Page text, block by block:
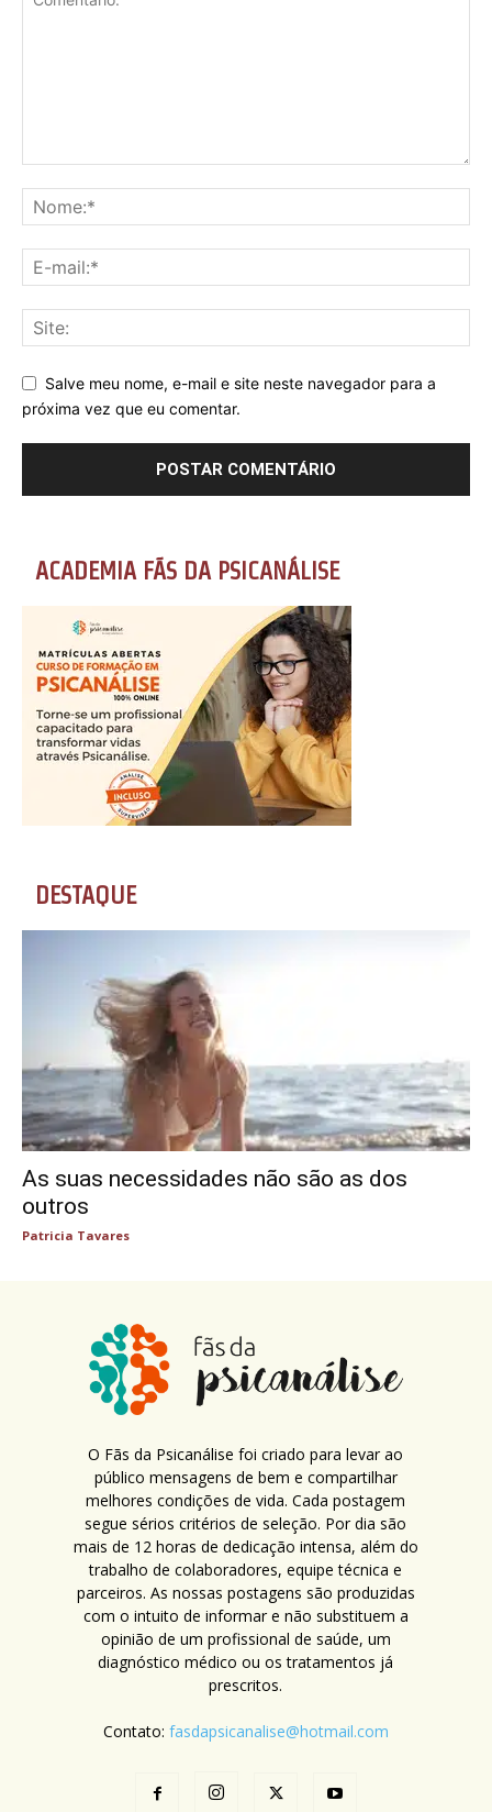
Salve meu nome, e-mail e site neste navegador para a
próxima vez que eu comentar.
ACADEMIA FÃS DA PSICANÁLISE
DESTAQUE
As suas necessidades não são as dos
outros
Patricia Tavares
O Fãs da Psicanálise foi criado para levar ao
público mensagens de bem e compartilhar
melhores condições de vida. Cada postagem
segue sérios critérios de seleção. Por dia são
mais de 12 horas de dedicação intensa, além do
trabalho de colaboradores, equipe técnica e
parceiros. As nossas postagens são produzidas
com o intuito de informar e não substituem a
opinião de um profissional de saúde, um
diagnóstico médico ou os tratamentos já
prescritos.
Contato: fasdapsicanalise@hotmail.com